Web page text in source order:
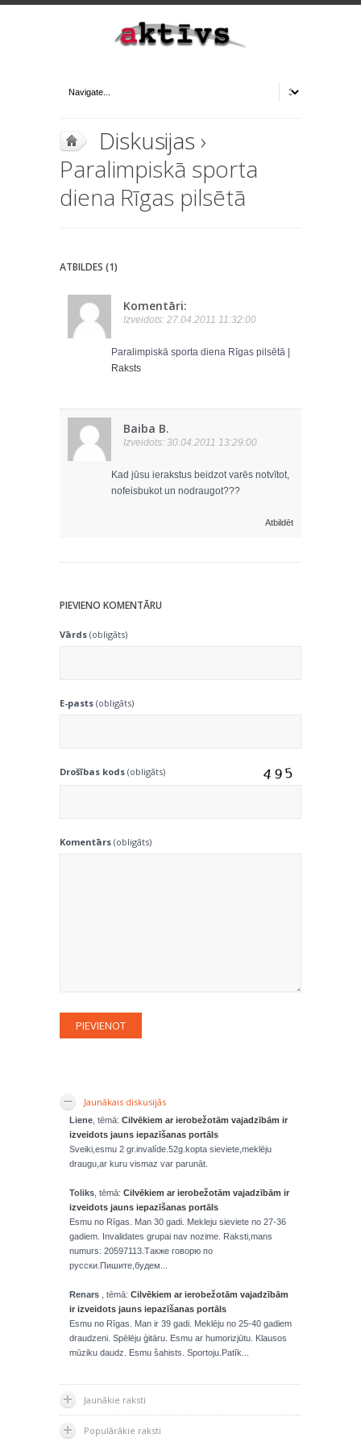
Diskusijas ›
Paralimpiskā sporta
diena Rīgas pilsētā
ATBILDES (1)
Komentāri:
Izveidots: 27.04.2011 11:32:00
Paralimpiskā sporta diena Rīgas pilsētā |
Raksts
Baiba B.
Izveidots: 30.04.2011 13:29:00
Kad jūsu ierakstus beidzot varēs notvītot,
nofeisbukot un nodraugot???
Atbildēt
PIEVIENO KOMENTĀRU
Vārds (obligāts)
E-pasts (obligāts)
Drošības kods (obligāts)
Komentārs (obligāts)
Jaunākais diskusijās
Liene , tēmā: Cilvēkiem ar ierobežotām vajadzībām ir
izveidots jauns iepazīšanas portāls
Sveiki,esmu 2 gr.invalíde.52g.kopta sieviete,meklēju
draugu,ar kuru vismaz var parunāt.
Toliks , tēmā: Cilvēkiem ar ierobežotām vajadzībām ir
izveidots jauns iepazīšanas portāls
Esmu no Rīgas. Man 30 gadi. Mekleju sieviete no 27-36
gadiem. Invalidates grupai nav nozime. Raksti,mans
numurs: 20597113.Также говорю по
русски.Пишите,будем...
Renars , tēmā: Cilvēkiem ar ierobežotām vajadzībām
ir izveidots jauns iepazīšanas portāls
Esmu no Rīgas. Man ir 39 gadi. Meklēju no 25-40 gadiem
draudzeni. Spēlēju ģitāru. Esmu ar humorizjūtu. Klausos
mūziku daudz. Esmu šahists. Sportoju.Patīk...
Jaunākie raksti
Populārākie raksti